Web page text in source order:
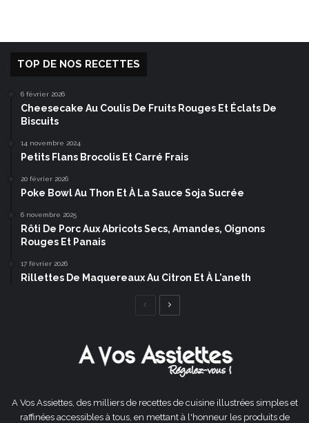
TOP DE NOS RECETTES
6 février 2026
Cheesecake Au Coulis De Fruits Rouges Et Éclats De
Biscuits
14 novembre 2024
Petits Flans Brocolis Et Carré Frais
20 février 2026
Poke Bowl Au Thon Et À La Sauce Soja Sucrée
6 novembre 2025
Rôti De Porc Aux Abricots Secs, Amandes, Oignons
Rouges Et Panais
17 février 2026
Rillettes De Maquereaux Au Citron Et À L’aneth
Page
A Vos Assiettes, des milliers de recettes de cuisine illustrées simples et
raffinées accessibles à tous, en mettant à l'honneur les produits de